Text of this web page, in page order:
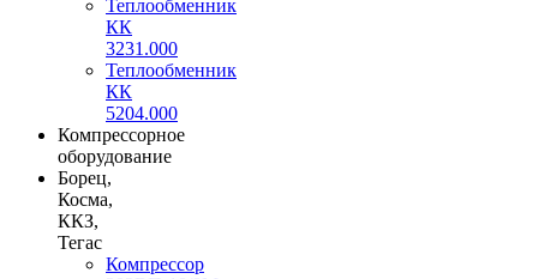
Теплообменник
КК
3231.000
Теплообменник
КК
5204.000
Компрессорное
оборудование
Борец,
Косма,
ККЗ,
Тегас
Компрессор